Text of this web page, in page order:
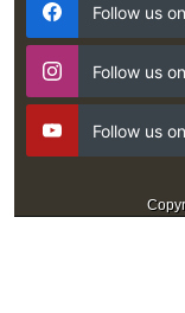
Follow us
Follow us
Follow us